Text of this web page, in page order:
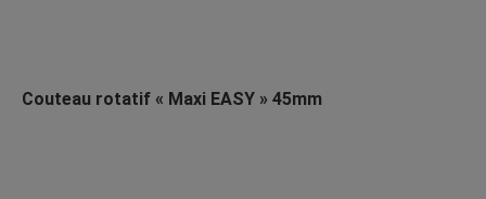
Couteau rotatif « Maxi EASY » 45mm